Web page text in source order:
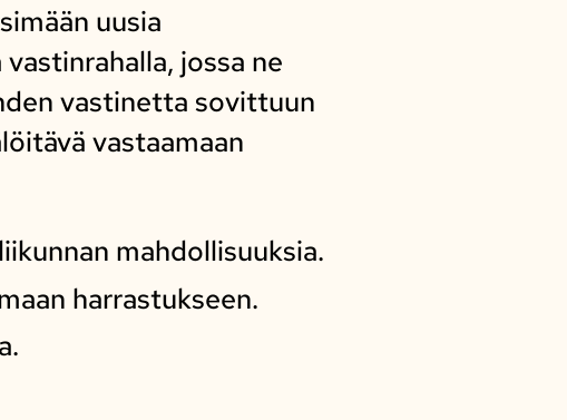
uusia
jossa ne
vastinetta sovittuun
vastaamaan
mahdollisuuksia.
harrastukseen.